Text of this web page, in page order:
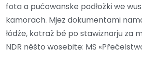
fota a pućowanske podłožki we
kamorach. Mjez dokumentami
łódźe, kotraž bě po stawiznarju za
NDR něšto wosebite: MS